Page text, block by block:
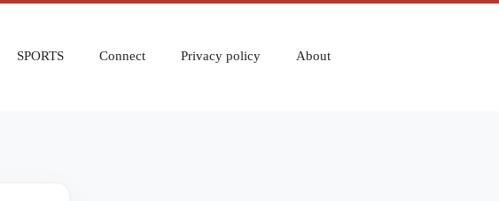
SPORTS Connect Privacy policy About